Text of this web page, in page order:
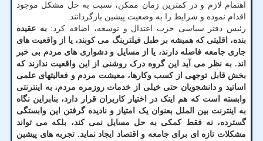
اهتمام لازم و در کمترین زمان ممکن، نسبت به حل مشکل موجود
اقدام نموده و شرایط را به وضعیت پیشین بازگردانند.
رئیس دفتر سیاسی حزب اعتدال و توسعه، اضافه کرد:به عقیده
بنده، اقلیتی که همیشه بر طبل فیلترینگ می کوبند، یا از واقعیت های
جاری جامعه فاصله دارند، یا از مسایل و دشواری های مردم بی خبر
اند. به نظر می آید این گروه درک روشنی از این واقعیت ندارند که
بخش قابل توجهی از کسب وکارها، معیشت مردم و فعالیتهای علمی
اساتید و دانشجویان حتی خیلی از خدمات روزمره مردم، به اینترنتی
وابسته است که هم اینک در اختیار کاربران قرار دارد، بنابراین نگاه
به اینترنت بین الملل بعنوان یک امتیاز و نادیده گرفتن این وابستگی
گسترده، نه فقط کمکی به حل مسایل نمی کند، بلکه می تواند
مشکلات تازه ای برای جامعه و اقتصاد ایجاد نماید. تجربه های پیشین